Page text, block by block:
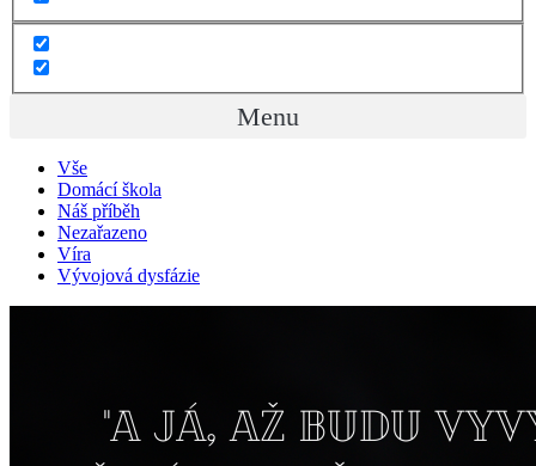
Menu
Vše
Domácí škola
Náš příběh
Nezařazeno
Víra
Vývojová dysfázie